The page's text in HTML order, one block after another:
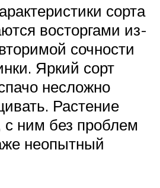
сорта
восторгами из-
сочности
Яркий сорт
несложно
Растение
с ним без проблем
неопытный